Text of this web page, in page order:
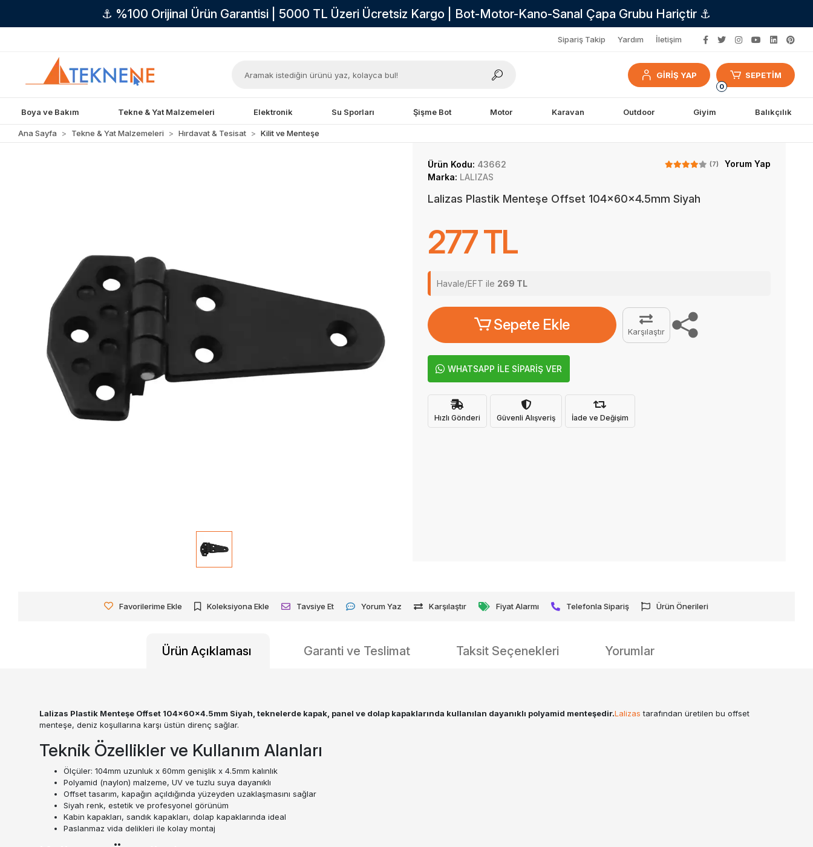
⚓ %100 Orijinal Ürün Garantisi | 5000 TL Üzeri Ücretsiz Kargo | Bot-Motor-Kano-Sanal Çapa Grubu Hariçtir ⚓
Sipariş Takip Yardım İletişim
GİRİŞ YAP
0
SEPETİM
Boya ve Bakım Tekne & Yat Malzemeleri Elektronik Su Sporları Şişme Bot Motor Karavan Outdoor Giyim Balıkçılık
Ana Sayfa Tekne & Yat Malzemeleri Hırdavat & Tesisat Kilit ve Menteşe
Ürün Kodu: 43662 (7)
Yorum Yap
Marka: LALIZAS
Lalizas Plastik Menteşe Offset 104x60x4.5mm Siyah
277 TL
Havale/EFT ile 269 TL
Sepete Ekle Karşılaştır
WHATSAPP İLE SİPARİŞ VER
Hızlı Gönderi Güvenli Alışveriş İade ve Değişim
Favorilerime Ekle Koleksiyona Ekle Tavsiye Et Yorum Yaz Karşılaştır Fiyat Alarmı Telefonla Sipariş Ürün Önerileri
Ürün Açıklaması Garanti ve Teslimat Taksit Seçenekleri Yorumlar
Lalizas Plastik Menteşe Offset 104x60x4.5mm Siyah, teknelerde kapak, panel ve dolap kapaklarında kullanılan dayanıklı polyamid menteşedir.Lalizas tarafından üretilen bu offset
menteşe, deniz koşullarına karşı üstün direnç sağlar.
Teknik Özellikler ve Kullanım Alanları
Ölçüler: 104mm uzunluk x 60mm genişlik x 4.5mm kalınlık
Polyamid (naylon) malzeme, UV ve tuzlu suya dayanıklı
Offset tasarım, kapağın açıldığında yüzeyden uzaklaşmasını sağlar
Siyah renk, estetik ve profesyonel görünüm
Kabin kapakları, sandık kapakları, dolap kapaklarında ideal
Paslanmaz vida delikleri ile kolay montaj